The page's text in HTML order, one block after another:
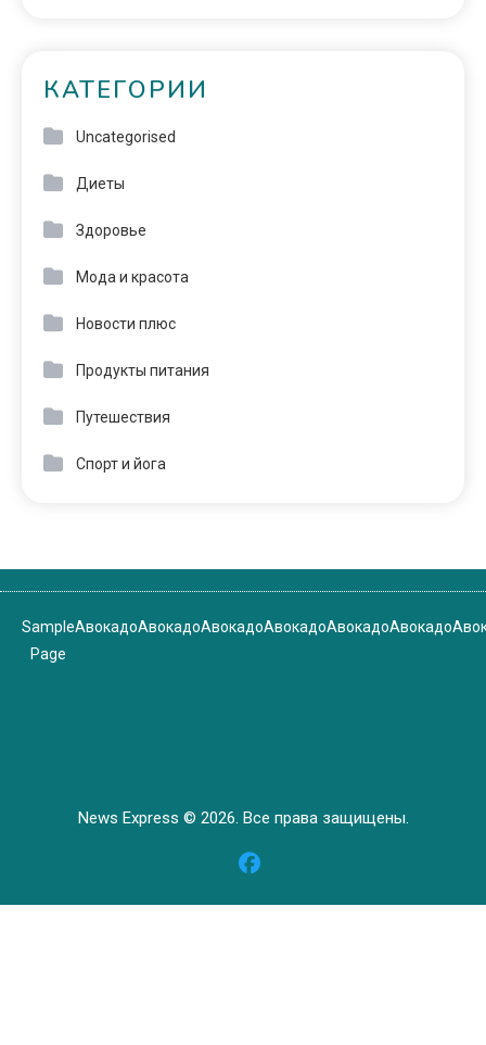
КАТЕГОРИИ
Uncategorised
Диеты
Здоровье
Мода и красота
Новости плюс
Продукты питания
Путешествия
Спорт и йога
Sample
Page
АвокадоАвокадоАвокадоАвокадоАвокадоАвокадо
News Express © 2026. Все права защищены.